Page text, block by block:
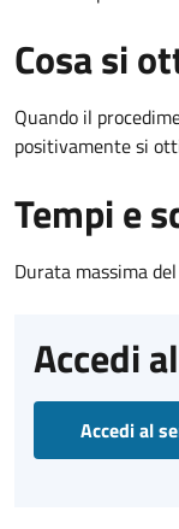
Cosa si
Quando il
positivamente si
Tempi e
Durata massima
Accedi
Accedi al